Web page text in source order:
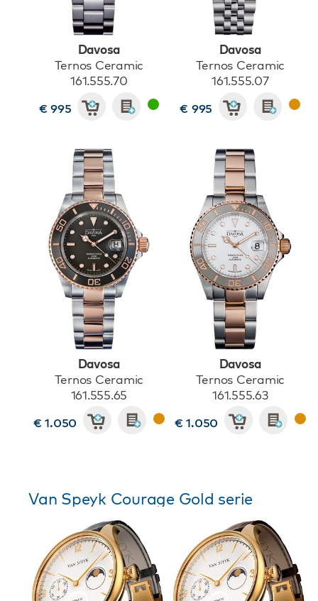
Davosa
Ternos Ceramic
161.555.70
€ 995
Davosa
Ternos Ceramic
161.555.07
€ 995
Davosa
Ternos Ceramic
161.555.65
€ 1.050
Davosa
Ternos Ceramic
161.555.63
€ 1.050
Van Speyk Courage Gold serie